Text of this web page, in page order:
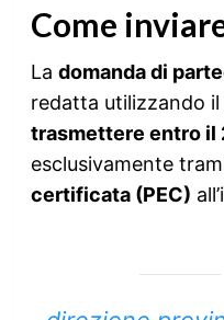
Come
La domanda di
redatta utilizzando il
trasmettere entro il
esclusivamente
certificata (PEC)